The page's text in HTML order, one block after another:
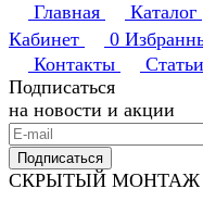
Главная
Каталог
Кабинет
0
Контакты
Статьи
Подписаться
на новости и акции
Подписаться
СКРЫТЫЙ МОНТАЖ